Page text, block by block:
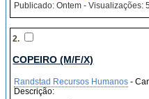
Publicado: Ontem - Visualizações:
2.
COPEIRO (M/F/X)
Randstad Recursos Humanos -
Descrição: